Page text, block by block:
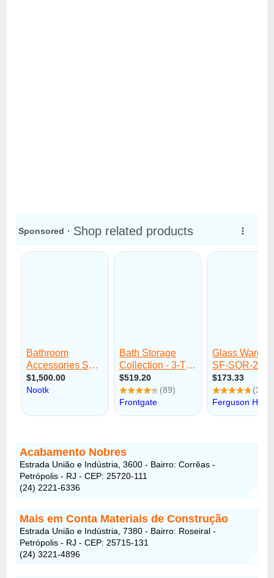
Acabamento Nobres
Estrada União e Indústria, 3600 - Bairro: Corrêas -
Petrópolis - RJ - CEP: 25720-111
(24) 2221-6336
Mais em Conta Materiais de Construção
Estrada União e Indústria, 7380 - Bairro: Roseiral -
Petrópolis - RJ - CEP: 25715-131
(24) 3221-4896